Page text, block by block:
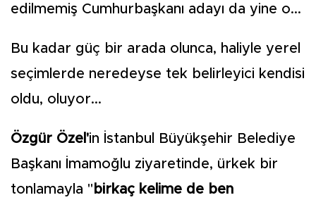
edilmemiş Cumhurbaşkanı adayı da yine o...
Bu kadar güç bir arada olunca, haliyle yerel
seçimlerde neredeyse tek belirleyici kendisi
oldu, oluyor...
Özgür Özel'in İstanbul Büyükşehir Belediye
Başkanı İmamoğlu ziyaretinde, ürkek bir
tonlamayla " birkaç kelime de ben